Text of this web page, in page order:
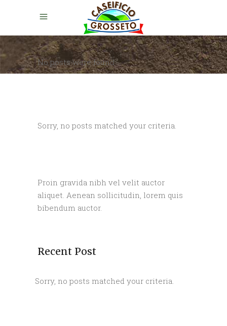
No posts were found.
Sorry, no posts matched your criteria.
Proin gravida nibh vel velit auctor
aliquet. Aenean sollicitudin, lorem quis
bibendum auctor.
Recent Post
Sorry, no posts matched your criteria.